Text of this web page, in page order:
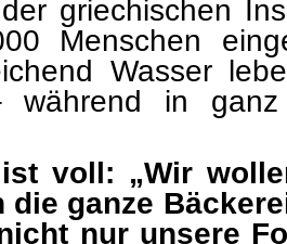
griechischen
Menschen
Wasser
während in
voll: „Wir
die ganze
nur unsere